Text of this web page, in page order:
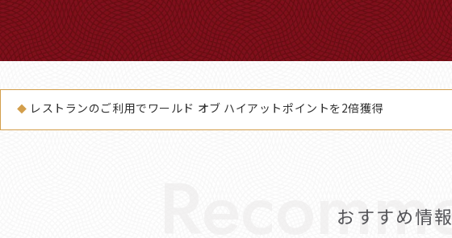
レストランのご利用でワールド オブ ハイアットポイントを2倍獲得
おすすめ情報